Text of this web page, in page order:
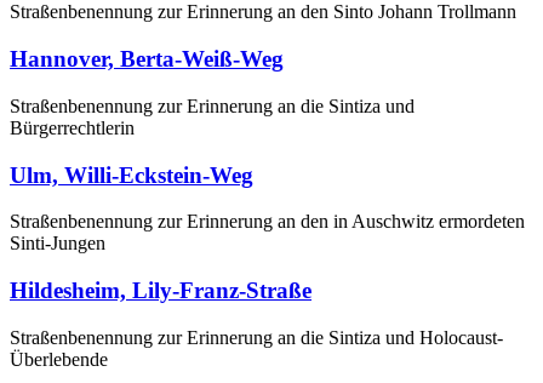
Straßenbenennung zur Erinnerung an den Sinto Johann Trollmann
Hannover, Berta-Weiß-Weg
Straßenbenennung zur Erinnerung an die Sintiza und
Bürgerrechtlerin
Ulm, Willi-Eckstein-Weg
Straßenbenennung zur Erinnerung an den in Auschwitz ermordeten
Sinti-Jungen
Hildesheim, Lily-Franz-Straße
Straßenbenennung zur Erinnerung an die Sintiza und Holocaust-
Überlebende